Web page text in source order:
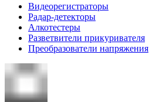
Видеорегистраторы
Радар-детекторы
Алкотестеры
Разветвители прикуривателя
Преобразователи напряжения